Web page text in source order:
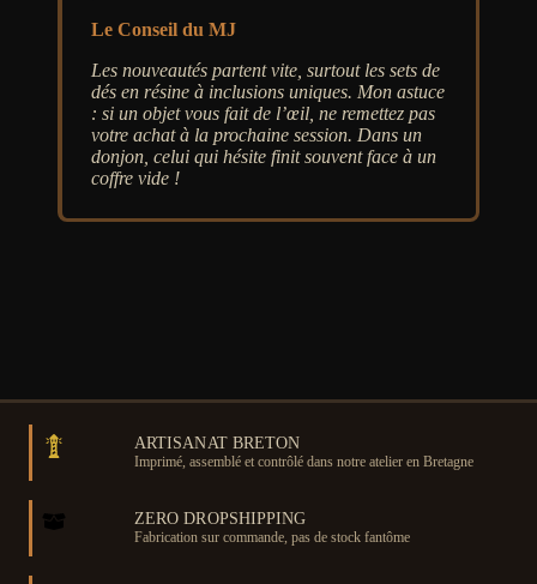
Le Conseil du MJ
Les nouveautés partent vite, surtout les sets de
dés en résine à inclusions uniques. Mon astuce
: si un objet vous fait de l’œil, ne remettez pas
votre achat à la prochaine session. Dans un
donjon, celui qui hésite finit souvent face à un
coffre vide !
ARTISANAT BRETON
Imprimé, assemblé et contrôlé dans notre atelier en Bretagne
ZERO DROPSHIPPING
Fabrication sur commande, pas de stock fantôme